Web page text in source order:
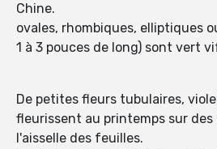
Chine.
ovales, rhombiques, elliptiques
1 à 3 pouces de long) sont vert
De petites fleurs tubulaires,
fleurissent au printemps sur
l'aisselle des feuilles.